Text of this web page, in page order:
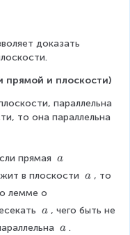
доказать
прямой и плоскости)
параллельна
то она параллельна
прямая \
\
a
в плоскости \
a , то
лемме о
\
\
a , чего быть не
\
a .